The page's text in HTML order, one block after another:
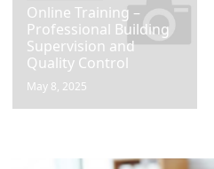
Online Training –
Professional Building
Supervision and
Quality Control
May 8, 2025